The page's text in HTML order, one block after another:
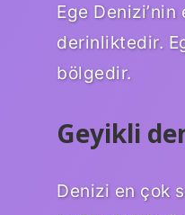
Ege
derinliktedir.
bölgedir.
Geyikli
Denizi en çok